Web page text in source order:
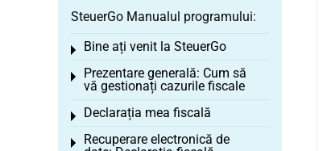
SteuerGo Manualul programului:
Bine ați venit la SteuerGo
Toggle menu
Prezentare generală: Cum să
vă gestionați cazurile fiscale
Toggle menu
Declarația mea fiscală
Toggle menu
Recuperare electronică de
Toggle menu